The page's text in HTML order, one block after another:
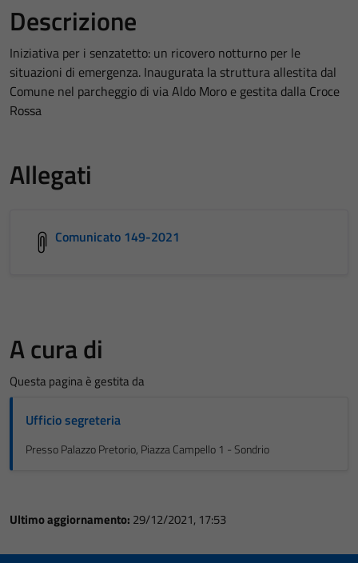
Descrizione
Iniziativa per i senzatetto: un ricovero notturno per le
situazioni di emergenza. Inaugurata la struttura allestita dal
Comune nel parcheggio di via Aldo Moro e gestita dalla Croce
Rossa
Allegati
Comunicato 149-2021
A cura di
Questa pagina è gestita da
Ufficio segreteria
Presso Palazzo Pretorio, Piazza Campello 1 - Sondrio
Ultimo aggiornamento: 29/12/2021, 17:53